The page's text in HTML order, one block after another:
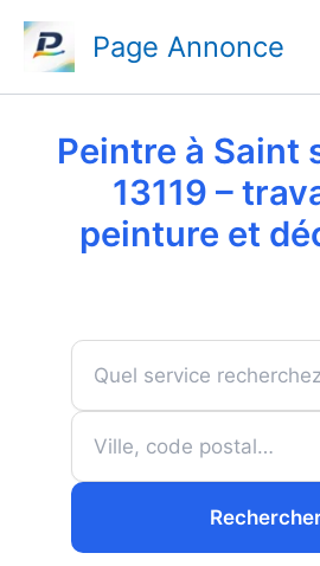
contenu
Page Annonce
Peintre à Saint
13119 –
peinture et